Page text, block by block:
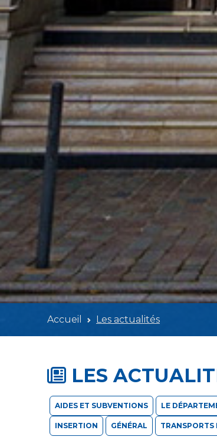
Accueil Les actualités
LES
AIDES ET SUBVENTIONS LE
INSERTION GÉNÉRAL TRANSPORTS